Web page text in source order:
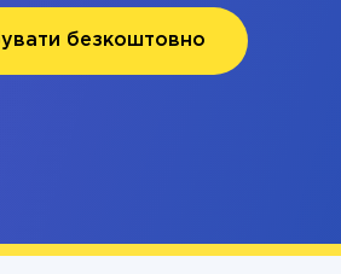
безкоштовно